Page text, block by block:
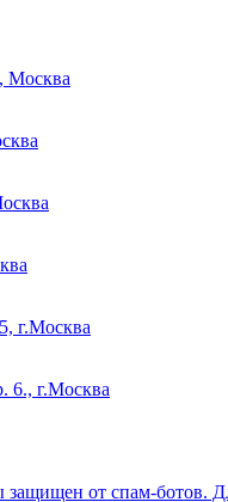
Москва
г.Москва
6., г.Москва
от спам-ботов.